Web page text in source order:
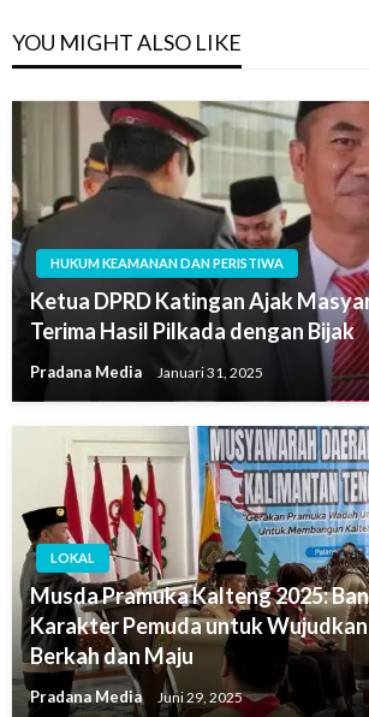
YOU MIGHT ALSO LIKE
HUKUM KEAMANAN DAN PERISTIWA
Ketua DPRD Katingan Ajak
Terima Hasil Pilkada dengan Bijak
Pradana Media Januari 31, 2025
LOKAL
Musda Pramuka Kalteng 2025:
Karakter Pemuda untuk
Berkah dan Maju
Pradana Media Juni 29, 2025